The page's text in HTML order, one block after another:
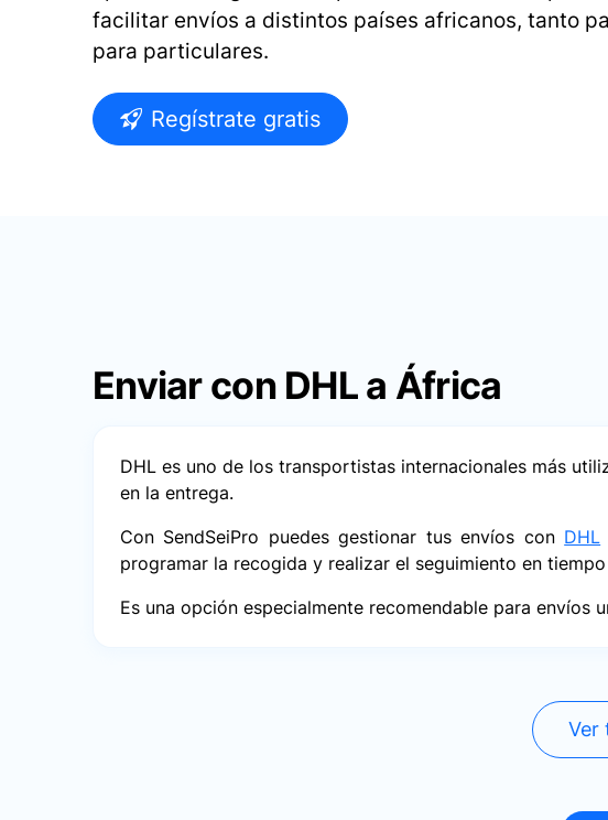
facilitar envíos a distintos países africanos, tanto
para particulares.
Regístrate gratis
Enviar con DHL a África
DHL es uno de los transportistas internacionales más
en la entrega.
Con SendSeiPro puedes gestionar tus envíos con DHL
programar la recogida y realizar el seguimiento en
Es una opción especialmente recomendable para
Ver